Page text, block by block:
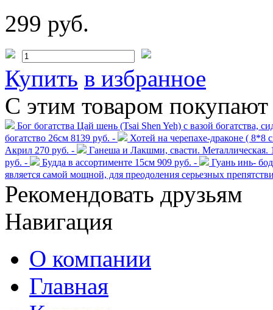
299 руб.
Купить в избранное
С этим товаром покупают
Бог богатства Цай шень (Tsai Shen Yeh) с вазой богатства,
богатство 26см 8139 руб. -
Хотей на черепахе-драконе ( 8*8
Акрил 270 руб. - Ганеша и Лакшми, свасти. Металлическая.
руб. -
Будда в ассортименте 15см 909 руб. -
Гуань инь-
является самой мощной, для преодоления серьезных
Рекомендовать друзьям
Навигация
О компании
Главная